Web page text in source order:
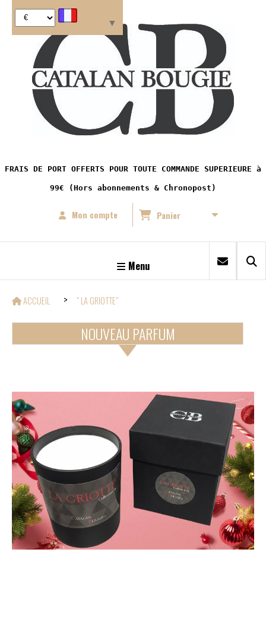
FRAIS DE PORT OFFERTS POUR TOUTE COMMANDE SUPERIEURE à
99€ (Hors abonnements & Chronopost)
Mon compte Panier
Menu
ACCUEIL " LA GRIOTTE"
NOUVEAU PARFUM
▼